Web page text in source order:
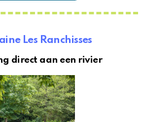
Les Ranchisses
direct aan een rivier